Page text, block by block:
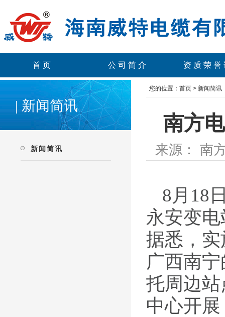
首页 公司简介 资质荣
| 新闻简讯
新闻简讯
您的位置： 首页 > 新闻简讯
南方
来源： 南
8 月 18
永安变
据悉，
广西南
托周边
中心开